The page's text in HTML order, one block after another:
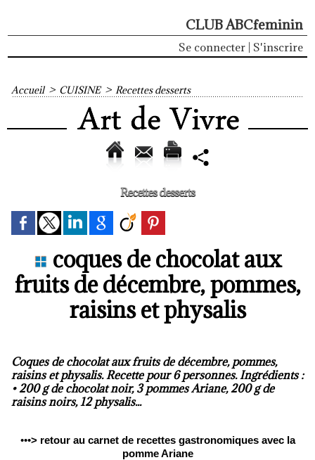
CLUB ABCfeminin
Se connecter S'inscrire
Accueil > CUISINE > Recettes desserts
Recettes desserts
coques de chocolat aux
fruits de décembre, pommes,
raisins et physalis
Coques de chocolat aux fruits de décembre, pommes,
raisins et physalis. Recette pour 6 personnes. Ingrédients :
• 200 g de chocolat noir, 3 pommes Ariane, 200 g de
raisins noirs, 12 physalis...
•••> retour au carnet de recettes gastronomiques avec la
pomme Ariane